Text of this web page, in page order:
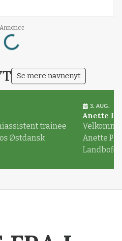
Annonce
Loading...
Se mere navnenyt
trainee
Østdansk
3. AUG.
Anette
Anette